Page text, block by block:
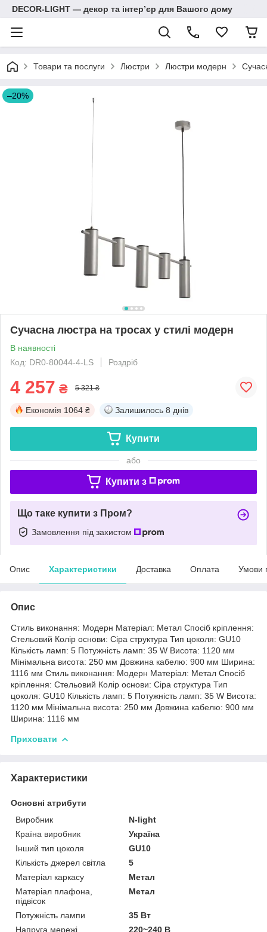
DECOR-LIGHT — декор та інтерʼєр для Вашого дому
Товари та послуги Люстри Люстри модерн
–20%
Сучасна люстра на тросах у стилі модерн
В наявності
Код: DR0-80044-4-LS
Роздріб
4 257 ₴ 5 321 ₴
Економія 1064 ₴ Залишилось 8 днів
Купити
або
Купити з
Що таке купити з Пром?
Замовлення під захистом
Опис Характеристики Доставка Оплата Умови
Опис
Стиль виконання: Модерн Матеріал: Метал Спосіб кріплення:
Стельовий Колір основи: Сіра структура Тип цоколя: GU10
Кількість ламп: 5 Потужність ламп: 35 W Висота: 1120 мм
Мінімальна висота: 250 мм Довжина кабелю: 900 мм Ширина:
1116 мм Стиль виконання: Модерн Матеріал: Метал Спосіб
кріплення: Стельовий Колір основи: Сіра структура Тип
цоколя: GU10 Кількість ламп: 5 Потужність ламп: 35 W Висота:
1120 мм Мінімальна висота: 250 мм Довжина кабелю: 900 мм
Ширина: 1116 мм
Приховати
Характеристики
Основні атрибути
Виробник
N-light
Країна виробник
Україна
Інший тип цоколя
GU10
Кількість джерел світла
5
Матеріал каркасу
Метал
Матеріал плафона,
підвісок
Метал
Потужність лампи
35 Вт
Напруга мережі
220~240 В